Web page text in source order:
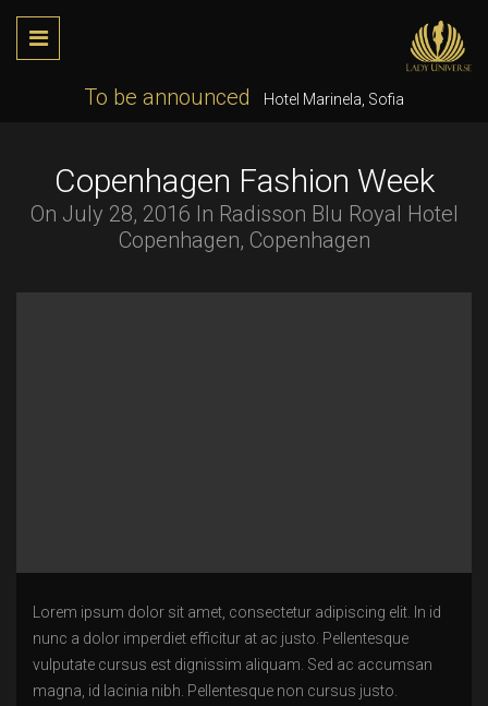
To be announced Hotel Marinela, Sofia
Copenhagen Fashion Week
On July 28, 2016 In Radisson Blu Royal Hotel
Copenhagen, Copenhagen
Lorem ipsum dolor sit amet, consectetur adipiscing elit. In id
nunc a dolor imperdiet efficitur at ac justo. Pellentesque
vulputate cursus est dignissim aliquam. Sed ac accumsan
magna, id lacinia nibh. Pellentesque non cursus justo.